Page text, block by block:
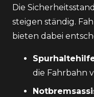
Die
steigen ständig.
bieten dabei
die Fahrbahn